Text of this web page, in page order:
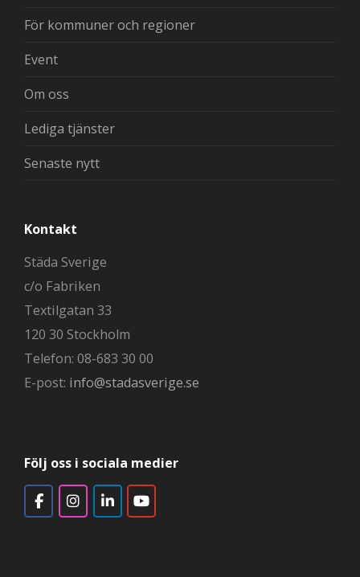
För kommuner och regioner
Event
Om oss
Lediga tjänster
Senaste nytt
Kontakt
Städa Sverige
c/o Fabriken
Textilgatan 33
120 30 Stockholm
Telefon: 08-683 30 00
E-post: info@stadasverige.se
Följ oss i sociala medier